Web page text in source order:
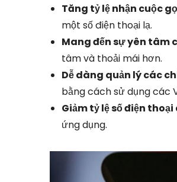
Tăng tỷ lệ nhận cuộc
một số điện thoại lạ.
Mang đến sự yên tâm
tâm và thoải mái hơn.
Dễ dàng quản lý các
bằng cách sử dụng các
Giảm tỷ lệ số điện
ứng dụng.